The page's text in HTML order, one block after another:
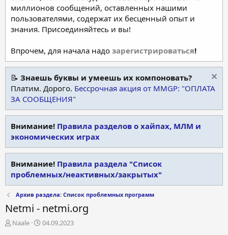
миллионов сообщений, оставленных нашими
пользователями, содержат их бесценный опыт и
знания. Присоединяйтесь и вы!
Впрочем, для начала надо зарегистрироваться!
📝 Знаешь буквы и умеешь их компоновать?
Платим. Дорого. Бессрочная акция от MMGP: "ОПЛАТА
ЗА СООБЩЕНИЯ"
Внимание! Правила разделов о хайпах, МЛМ и
экономических играх
Внимание! Правила раздела "Список
проблемных/неактивных/закрытых"
Архив раздела: Список проблемных программ
Netmi - netmi.org
А
Naale
Д
04.09.2023